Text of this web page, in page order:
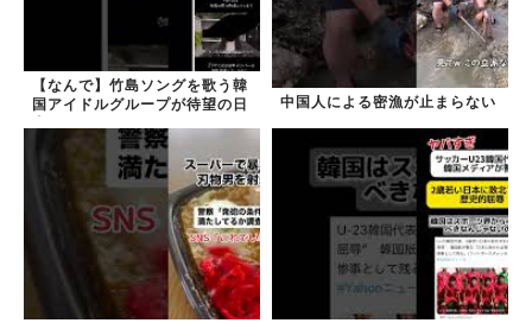
【なんで】竹島ソングを歌う韓
国アイドルグループが待望の日
中国人による密漁が止まらない